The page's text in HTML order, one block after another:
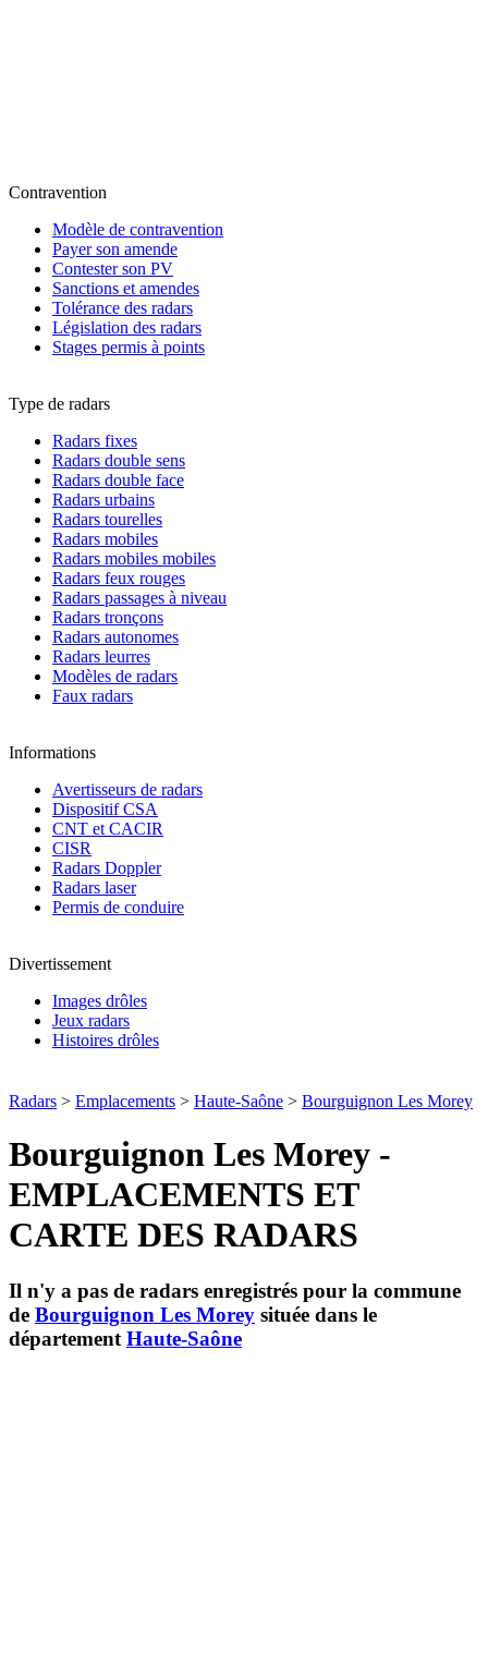
Contravention
Modèle de contravention
Payer son amende
Contester son PV
Sanctions et amendes
Tolérance des radars
Législation des radars
Stages permis à points
Type de radars
Radars fixes
Radars double sens
Radars double face
Radars urbains
Radars tourelles
Radars mobiles
Radars mobiles mobiles
Radars feux rouges
Radars passages à niveau
Radars tronçons
Radars autonomes
Radars leurres
Modèles de radars
Faux radars
Informations
Avertisseurs de radars
Dispositif CSA
CNT et CACIR
CISR
Radars Doppler
Radars laser
Permis de conduire
Divertissement
Images drôles
Jeux radars
Histoires drôles
Radars > Emplacements > Haute-Saône > Bourguignon Les Morey
Bourguignon Les Morey -
EMPLACEMENTS ET
CARTE DES RADARS
Il n'y a pas de radars enregistrés pour la commune
de Bourguignon Les Morey située dans le
département Haute-Saône